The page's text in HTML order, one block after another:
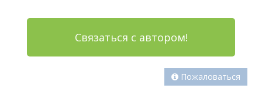
Связаться с автором!
Пожаловаться